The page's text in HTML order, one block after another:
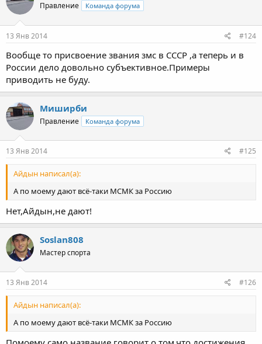
Правление Команда форума
13 Янв 2014 #124
Вообще то присвоение звания змс в СССР ,а теперь и в
России дело довольно субъективное.Примеры
приводить не буду.
Миширби
Правление Команда форума
13 Янв 2014 #125
Айдын написал(а):
А по моему дают всё-таки МСМК за Россию
Нет,Айдын,не дают!
Soslan808
Мастер спорта
13 Янв 2014 #126
Айдын написал(а):
А по моему дают всё-таки МСМК за Россию